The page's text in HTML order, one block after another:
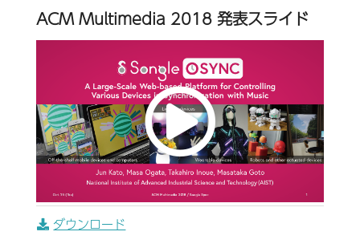
ACM Multimedia 2018 発表スライド
ダウンロード